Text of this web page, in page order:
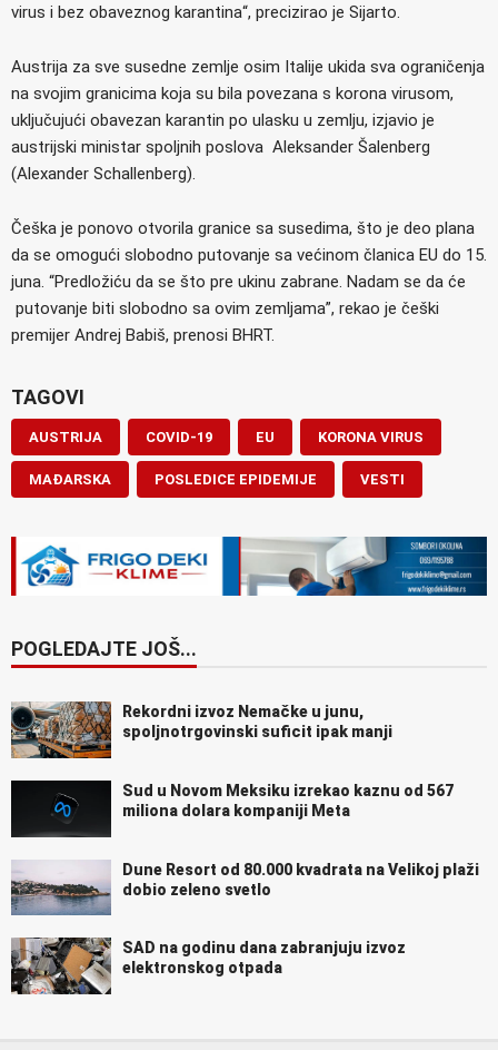
virus i bez obaveznog karantina“, precizirao je Sijarto.
Austrija za sve susedne zemlje osim Italije ukida sva ograničenja
na svojim granicima koja su bila povezana s korona virusom,
uključujući obavezan karantin po ulasku u zemlju, izjavio je
austrijski ministar spoljnih poslova Aleksander Šalenberg
(Alexander Schallenberg).
Češka je ponovo otvorila granice sa susedima, što je deo plana
da se omogući slobodno putovanje sa većinom članica EU do 15.
juna. “Predložiću da se što pre ukinu zabrane. Nadam se da će
putovanje biti slobodno sa ovim zemljama”, rekao je češki
premijer Andrej Babiš, prenosi BHRT.
TAGOVI
AUSTRIJA COVID-19 EU KORONA VIRUS
MAĐARSKA POSLEDICE EPIDEMIJE VESTI
POGLEDAJTE JOŠ...
Rekordni izvoz Nemačke u junu,
spoljnotrgovinski suficit ipak manji
Sud u Novom Meksiku izrekao kaznu od 567
miliona dolara kompaniji Meta
Dune Resort od 80.000 kvadrata na Velikoj plaži
dobio zeleno svetlo
SAD na godinu dana zabranjuju izvoz
elektronskog otpada